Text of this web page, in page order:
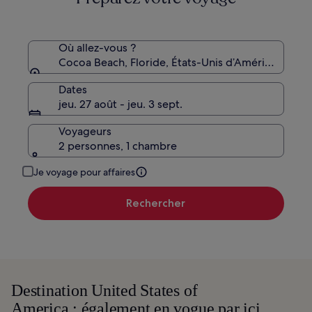
sur
standard.
Où allez-vous ?
Cocoa Beach, Floride, États-Unis d’Amérique
Dates
jeu. 27 août - jeu. 3 sept.
Voyageurs
2 personnes, 1 chambre
Je voyage pour affaires
Rechercher
Destination United States of